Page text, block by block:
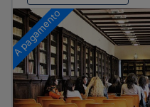
A pagamento